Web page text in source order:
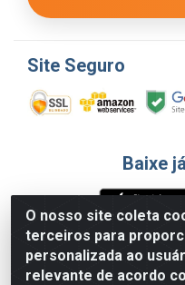
O nosso site coleta
terceiros para
personalizada ao
relevante de acordo
Site Seguro
Baixe
Formas